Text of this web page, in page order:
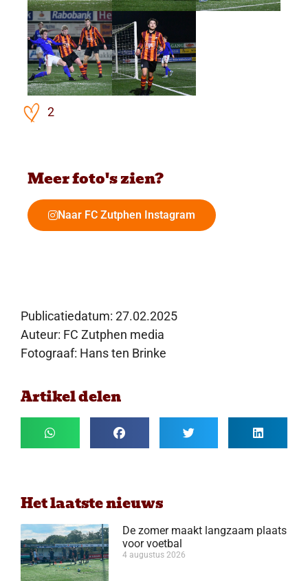
2
Meer foto's zien?
Naar FC Zutphen Instagram
Publicatiedatum: 27.02.2025
Auteur: FC Zutphen media
Fotograaf: Hans ten Brinke
Artikel delen
Het laatste nieuws
De zomer maakt langzaam plaats
voor voetbal
4 augustus 2026